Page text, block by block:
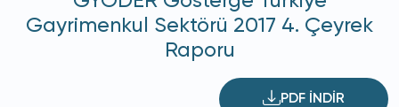
Gayrimenkul Sektörü 2017 4. Çeyrek
Raporu
PDF İNDİR